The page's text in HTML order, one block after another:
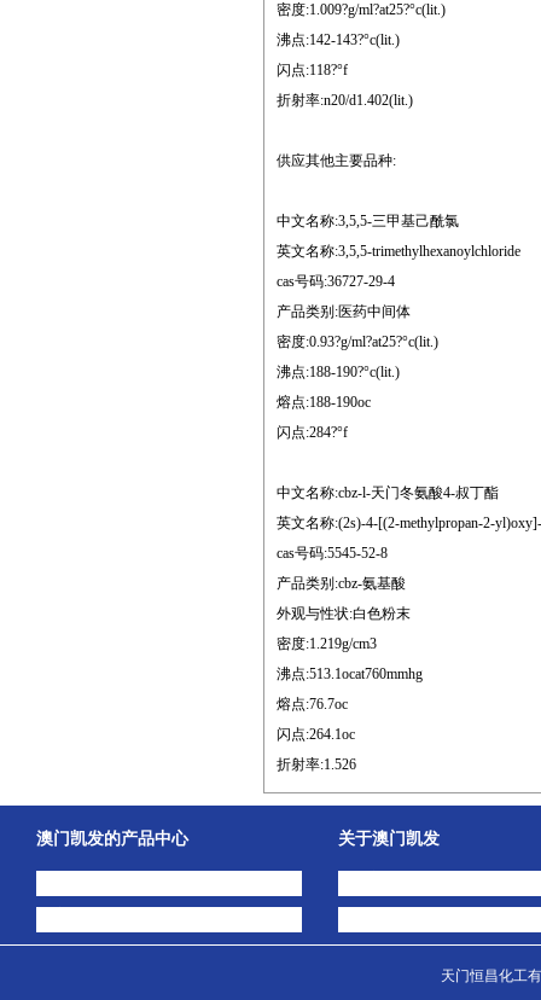
密度:1.009?g/ml?at25?°c(lit.)
沸点:142-143?°c(lit.)
闪点:118?°f
折射率:n20/d1.402(lit.)
供应其他主要品种:
中文名称:3,5,5-三甲基己酰氯
英文名称:3,5,5-trimethylhexanoylchloride
cas号码:36727-29-4
产品类别:医药中间体
密度:0.93?g/ml?at25?°c(lit.)
沸点:188-190?°c(lit.)
熔点:188-190oc
闪点:284?°f
中文名称:cbz-l-天门冬氨酸4-叔丁酯
英文名称:(2s)-4-[(2-methylpropan-2-
cas号码:5545-52-8
产品类别:cbz-氨基酸
外观与性状:白色粉末
密度:1.219g/cm3
沸点:513.1ocat760mmhg
熔点:76.7oc
闪点:264.1oc
折射率:1.526
澳门凯发的产品中心 关于澳门凯发
天门恒昌化工